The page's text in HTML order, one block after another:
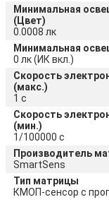
Минимальная
(Цвет)
0.0008 лк
Минимальная
0 лк (ИК вкл.)
Скорость
(макс.)
1 с
Скорость
(мин.)
1/100000 c
Производитель
SmartSens
Тип матрицы
КМОП-сенсор с